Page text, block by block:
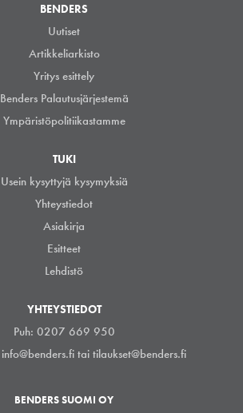
BENDERS
Uutiset
Artikkeliarkisto
Yritys esittely
Benders Palautusjärjestemä
Ympäristöpolitiikastamme
TUKI
Usein kysyttyjä kysymyksiä
Yhteystiedot
Asiakirja
Esitteet
Lehdistö
YHTEYSTIEDOT
Puh: 0207 669 950
info@benders.fitai tilaukset@benders.fi
BENDERS SUOMI OY